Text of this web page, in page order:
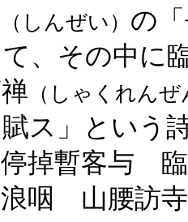
（しんぜい） の
、その中に
（しゃくれん
ス」という
掉暫客与
咽 山腰訪